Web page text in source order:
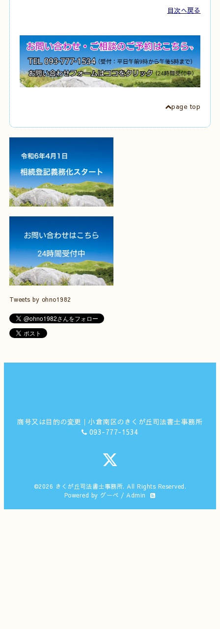
目次へ戻る
page top
Tweets by ohno1982
商号又は目的の変更｜小倉南区のきくが丘司法書士事務所
093-777-1534
©2026 きくが丘司法書士事務所. All Rights Reserved.
Powered by グーペ / Admin